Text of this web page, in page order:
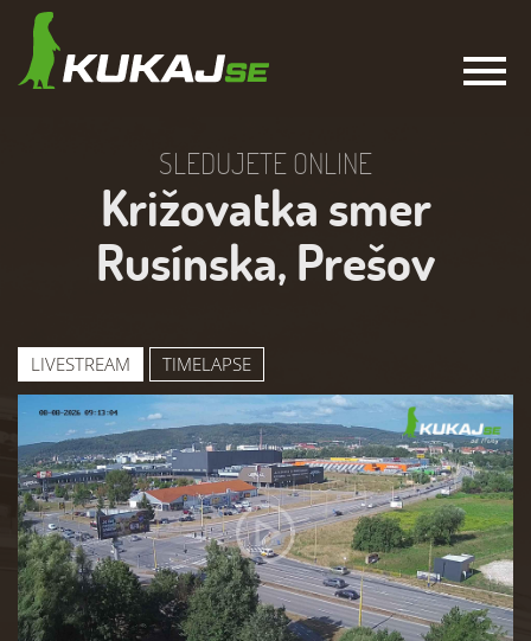
SLEDUJETE ONLINE
Križovatka smer
Rusínska, Prešov
LIVESTREAM TIMELAPSE